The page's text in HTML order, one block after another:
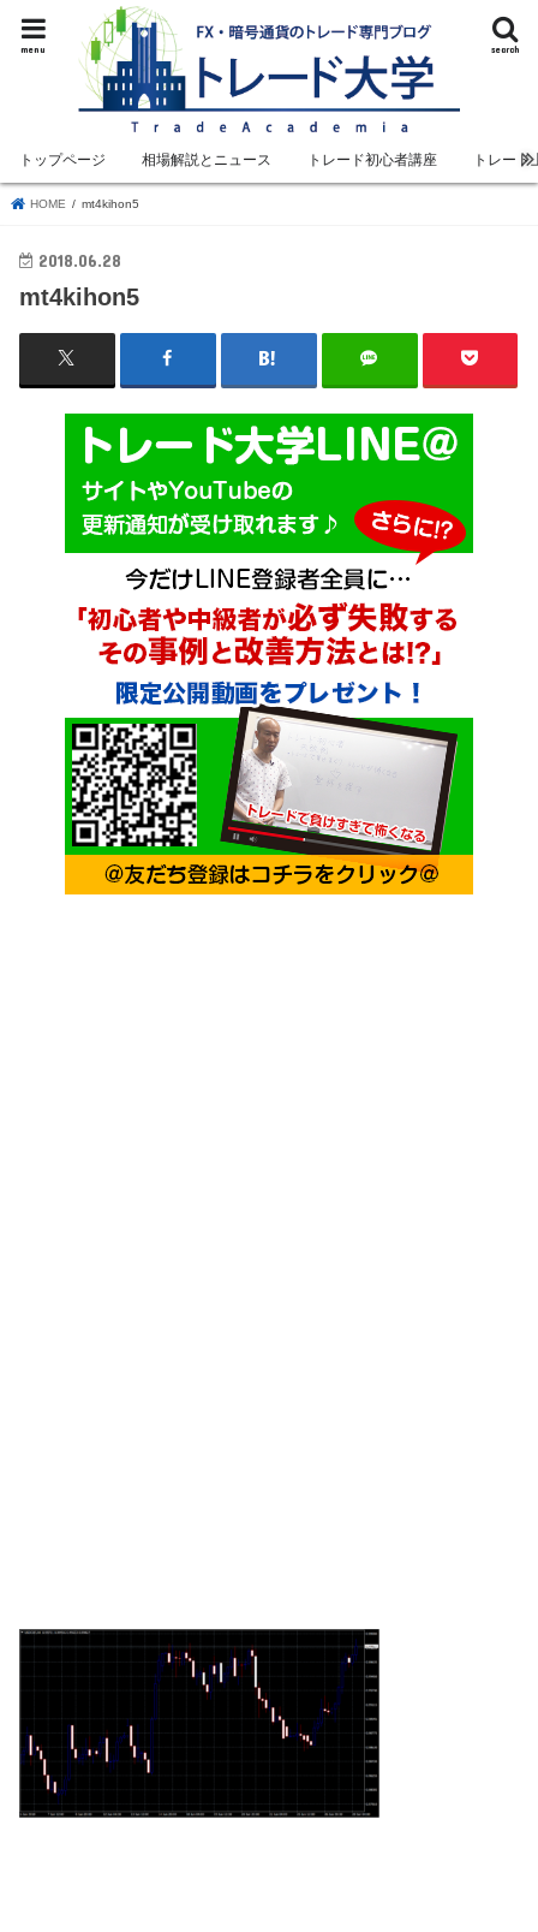
search
menu
トップページ 相場解説とニュース トレード初心者講座 トレード
HOME mt4kihon5
2018.06.28
mt4kihon5